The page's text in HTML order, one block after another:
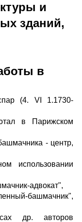
и
зданий,
в
(4. VI 1.1730-
в Парижском
- центр,
использовании
адвокат",
башмачник",
др. авторов